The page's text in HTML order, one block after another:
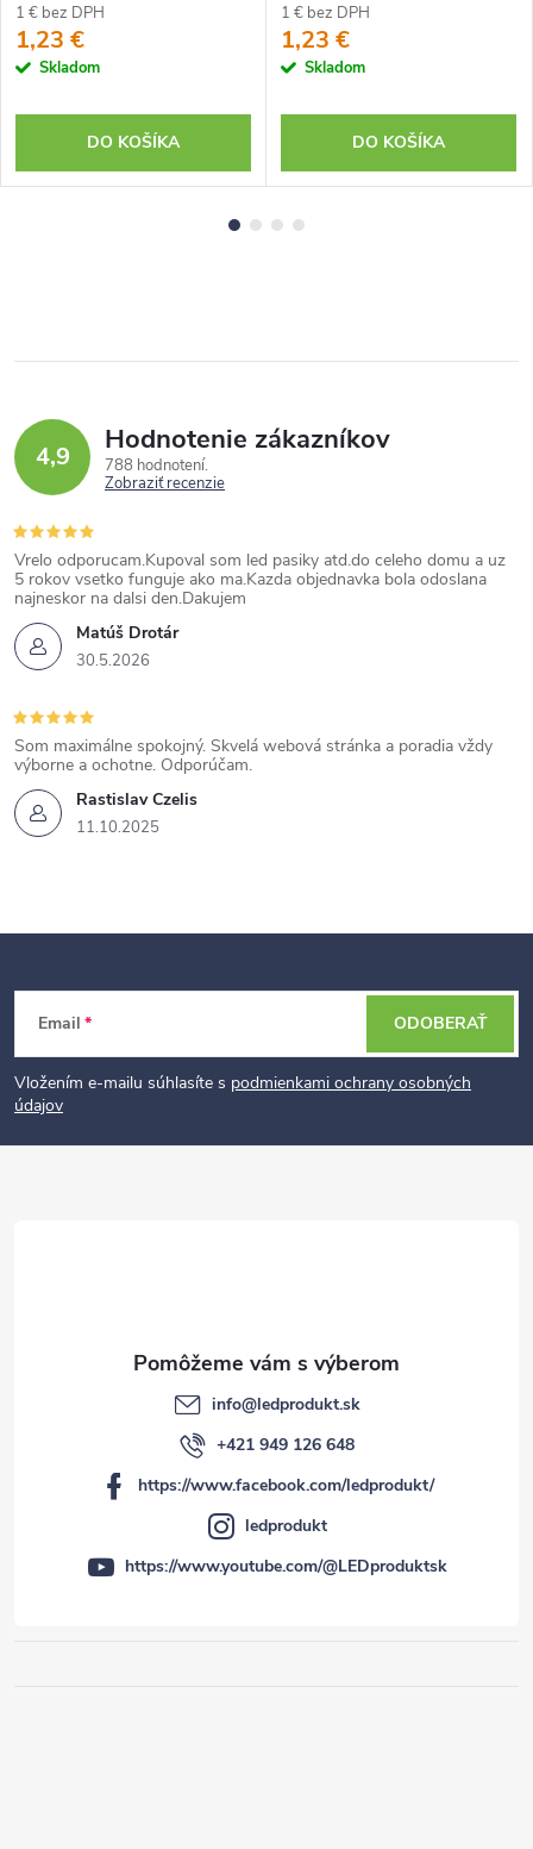
1 € bez DPH
1,23 €
Skladom
DO KOŠÍKA
1 € bez DPH
1,23 €
Skladom
DO KOŠÍKA
4,9 Hodnotenie zákazníkov
788 hodnotení
Zobraziť recenzie
Matúš Drotár
30.5.2026
Vrelo odporucam.Kupoval som led pasiky atd.do celeho domu a uz
5 rokov vsetko funguje ako ma.Kazda objednavka bola odoslana
najneskor na dalsi den.Dakujem
Rastislav Czelis
11.10.2025
Som maximálne spokojný. Skvelá webová stránka a poradia vždy
výborne a ochotne. Odporúčam.
t
Email
Vložením e-mailu súhlasíte s podmienkami ochrany osobných
údajov
ODOBERAŤ
info@ledprodukt.sk
+421 949 126 648
https://www.facebook.com/ledprodukt/
ledprodukt
https://www.youtube.com/@LEDproduktsk